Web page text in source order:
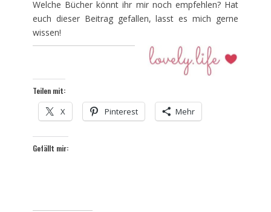
Welche Bücher könnt ihr mir noch empfehlen? Hat
euch dieser Beitrag gefallen, lasst es mich gerne
wissen!
Teilen mit:
X Pinterest Mehr
Gefällt mir: